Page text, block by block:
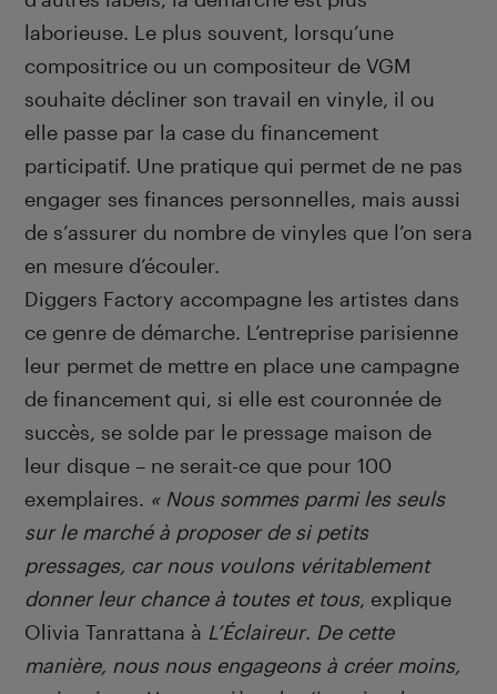
laborieuse. Le plus souvent, lorsqu’une
compositrice ou un compositeur de VGM
souhaite décliner son travail en vinyle, il ou
elle passe par la case du financement
participatif. Une pratique qui permet de ne pas
engager ses finances personnelles, mais aussi
de s’assurer du nombre de vinyles que l’on sera
en mesure d’écouler.
Diggers Factory accompagne les artistes dans
ce genre de démarche. L’entreprise parisienne
leur permet de mettre en place une campagne
de financement qui, si elle est couronnée de
succès, se solde par le pressage maison de
leur disque – ne serait-ce que pour 100
exemplaires. « Nous sommes parmi les seuls
sur le marché à proposer de si petits
pressages, car nous voulons véritablement
donner leur chance à toutes et tous, explique
Olivia Tanrattana à L’Éclaireur. De cette
manière, nous nous engageons à créer moins,